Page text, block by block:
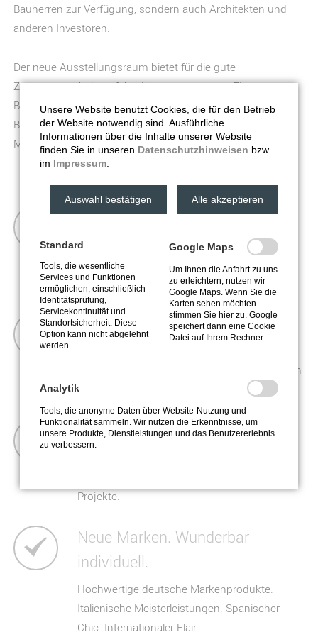
Bauherren zur Verfügung, sondern auch Architekten und
anderen Investoren.
Der neue Ausstellungsraum bietet für die gute
Zusammenarbeit perfekte Voraussetzungen. Ein
Besprechungsraum mit einem XXL-Tisch lädt dazu ein,
Baupläne und Materialien auf ihm auszubreiten. Große
Monitore runden die Präsentationsmöglichkeiten ab.
Unternehmen mit Tradition.
Seit 1962 ist Nolte Fliesen ein starker Partner
an Ihrer Seite. Deutschlandweit und
International.
Wir setzen Ihre Wünsche um!
überzeugen Architekten, Planer und Bauherren
gleichermaßen.
Neuer Showroom. Neues Design.
Projekte.
Neue Marken. Wunderbar
individuell.
Hochwertige deutsche Markenprodukte.
Italienische Meisterleistungen. Spanischer
Chic. Internationaler Flair.
Unsere Website benutzt Cookies, die für den Betrieb
der Website notwendig sind. Ausführliche
Informationen über die Inhalte unserer Website
finden Sie in unseren Datenschutzhinweisen bzw.
im Impressum
Auswahl bestätigen Alle akzeptieren
Standard
Tools, die wesentliche
Services und Funktionen
ermöglichen, einschließlich
Identitätsprüfung,
Servicekontinuität und
Standortsicherheit. Diese
Option kann nicht abgelehnt
werden.
Google Maps
Um Ihnen die Anfahrt zu uns
zu erleichtern, nutzen wir
Google Maps. Wenn Sie die
Karten sehen möchten
stimmen Sie hier zu. Google
speichert dann eine Cookie
Datei auf Ihrem Rechner.
Analytik
Tools, die anonyme Daten über Website-Nutzung und -
Funktionalität sammeln. Wir nutzen die Erkenntnisse, um
unsere Produkte, Dienstleistungen und das Benutzererlebnis
zu verbessern.